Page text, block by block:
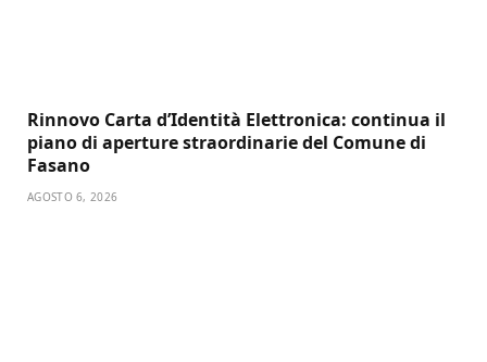
Rinnovo Carta d’Identità Elettronica: continua il
piano di aperture straordinarie del Comune di
Fasano
AGOSTO 6, 2026